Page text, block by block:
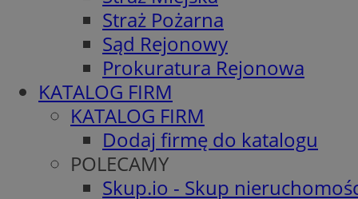
Straż Pożarna
Sąd Rejonowy
Prokuratura Rejonowa
KATALOG FIRM
KATALOG FIRM
Dodaj firmę do katalogu
POLECAMY
Skup.io - Skup